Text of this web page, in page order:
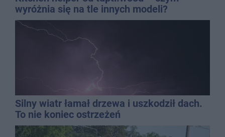
wyróżnia się na tle innych modeli?
Silny wiatr łamał drzewa i uszkodził dach.
To nie koniec ostrzeżeń